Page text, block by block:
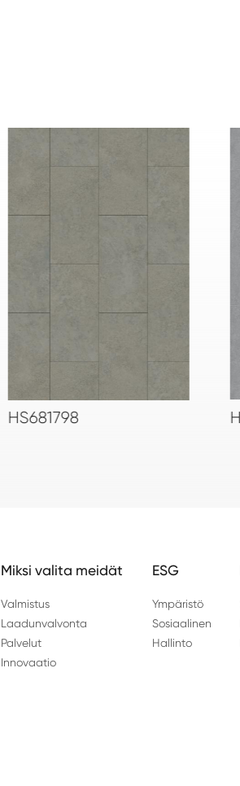
HS35493
Miksi valita meidät
Valmistus
Laadunvalvonta
Palvelut
Innovaatio
ESG
Ympäristö
Sosiaalinen
Hallinto